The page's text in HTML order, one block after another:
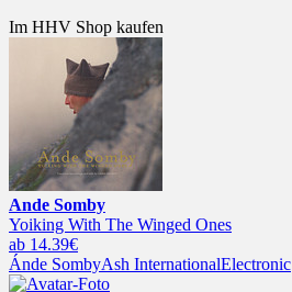
Im HHV Shop kaufen
Ande Somby
Yoiking With The Winged Ones
ab 14.39€
Ánde SombyAsh InternationalElectronic